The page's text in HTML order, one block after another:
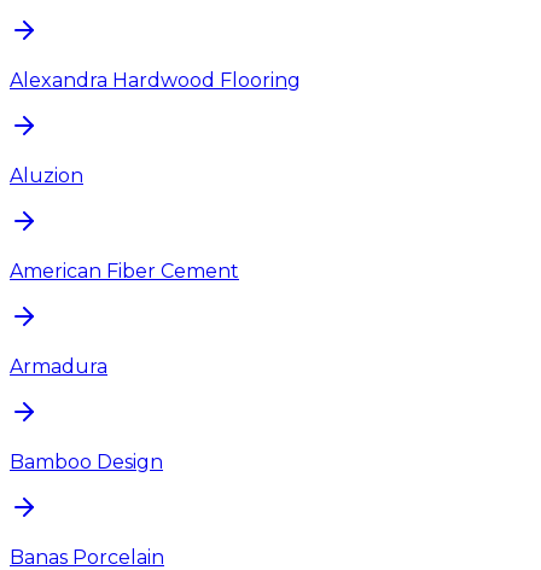
Alexandra Hardwood Flooring
Aluzion
American Fiber Cement
Armadura
Bamboo Design
Banas Porcelain